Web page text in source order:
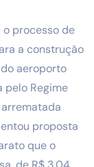
processo de
a construção
aeroporto
pelo Regime
proposta
que o